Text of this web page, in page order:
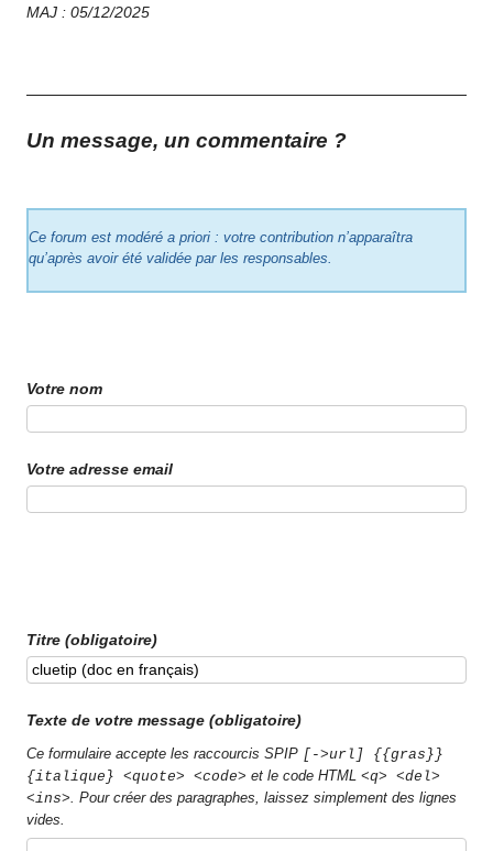
MAJ : 05/12/2025
Un message, un commentaire ?
Ce forum est modéré a priori : votre contribution n’apparaîtra
qu’après avoir été validée par les responsables.
Votre nom
Votre adresse email
Titre (obligatoire)
Texte de votre message (obligatoire)
Ce formulaire accepte les raccourcis SPIP [->url] {{gras}}
{italique} <quote> <code> et le code HTML<q> <del>
<ins>. Pour créer des paragraphes, laissez simplement des lignes
vides.